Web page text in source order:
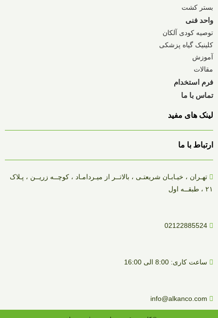
بستر کشت
واحد فنی
توصیه کودی آلکان
کلینیک گیاه پزشکی
آموزش
مقالات
فرم استخدام
تماس با ما
لینک های مفید
ارتباط با ما
تهـران ، خیـابـان شریعتـی ، بالاتــر از میـردامـاد ، کوچــه زریــن ، پـلاک
۲۱ ، طبقــه اول
02122885524
ساعت کاری: 8:00 الی 16:00
info@alkanco.com